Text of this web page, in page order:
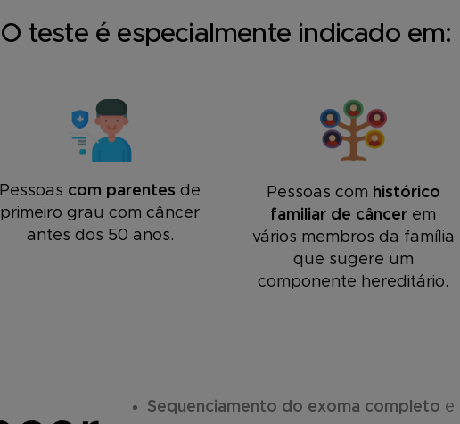
O teste é especialmente indicado em:
Pessoas com parentes de
primeiro grau com câncer
antes dos 50 anos.
Pessoas com histórico
familiar de câncer em
vários membros da família
que sugere um
componente hereditário.
Sequenciamento do exoma completo e